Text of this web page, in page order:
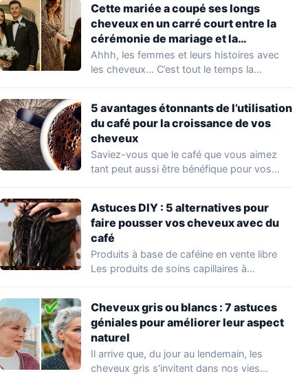
Cette mariée a coupé ses longs
cheveux en un carré court entre la
cérémonie de mariage et la
réception. Le résultat est
époustouflant !
Ahhh, les femmes et leurs histoires avec
les cheveux... C’est tout le temps la…
5 avantages étonnants de l’utilisation
du café pour la croissance de vos
cheveux
Saviez-vous que le café que vous aimez
tant peut aussi être bénéfique pour vos…
Astuces DIY : 5 alternatives pour
faire pousser vos cheveux avec du
café
Produits à base de caféine en vente libre
Les produits de soins capillaires à…
Cheveux gris ou blancs : 7 astuces
géniales pour améliorer leur aspect
naturel
Il arrive que, du jour au lendemain, les
cheveux gris s'invitent dans nos vies…